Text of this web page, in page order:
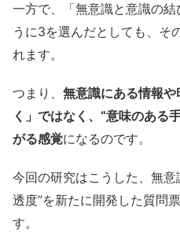
一方で、「無意識と意識の
うに3を選んだとしても、そ
れます。
つまり、 無意識にある情報
く」ではなく、“意味のある
がる感覚になるのです。
今回の研究はこうした、無
透度”を新たに開発した質問
す。